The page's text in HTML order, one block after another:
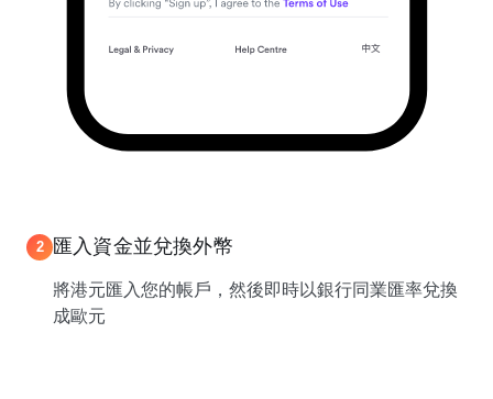
2 匯入資金並兌換外幣
將港元匯入您的帳戶，然後即時以銀行同業匯率兌換
成歐元